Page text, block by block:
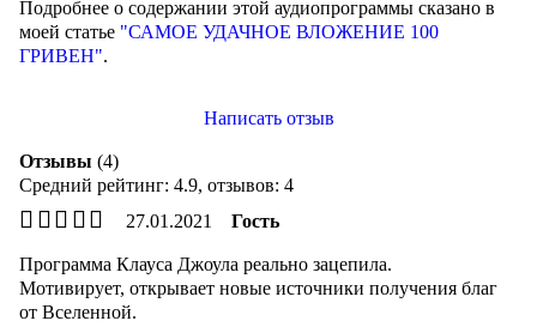
Подробнее о содержании этой аудиопрограммы сказано в
моей статье "САМОЕ УДАЧНОЕ ВЛОЖЕНИЕ 100
ГРИВЕН".
Написать отзыв
Отзывы (4)
Средний рейтинг: 4.9, отзывов: 4
27.01.2021
Гость
Программа Клауса Джоула реально зацепила.
Мотивирует, открывает новые источники получения благ
от Вселенной.